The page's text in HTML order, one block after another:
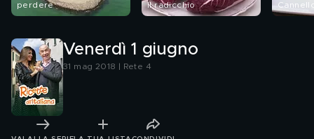
perdere
Il radicchio
Venerdì 1 giugno
31 mag 2018 | Rete 4